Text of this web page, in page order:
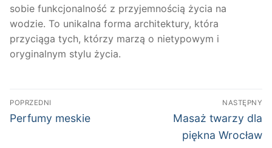
sobie funkcjonalność z przyjemnością życia na
wodzie. To unikalna forma architektury, która
przyciąga tych, którzy marzą o nietypowym i
oryginalnym stylu życia.
Nawigacja
wpisu
POPRZEDNI
Poprzedni
Perfumy meskie
NASTĘPNY
Następny
wpis:
Masaż twarzy dla
piękna Wrocław